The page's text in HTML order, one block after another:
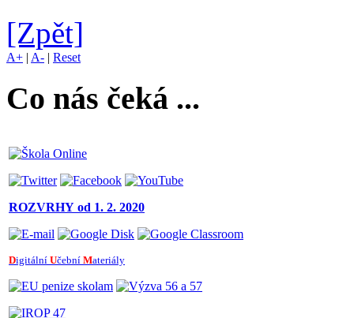
[Zpět]
A+ | A- | Reset
Co nás čeká ...
ROZVRHY od 1. 2. 2020
Digitální Učební Materiály